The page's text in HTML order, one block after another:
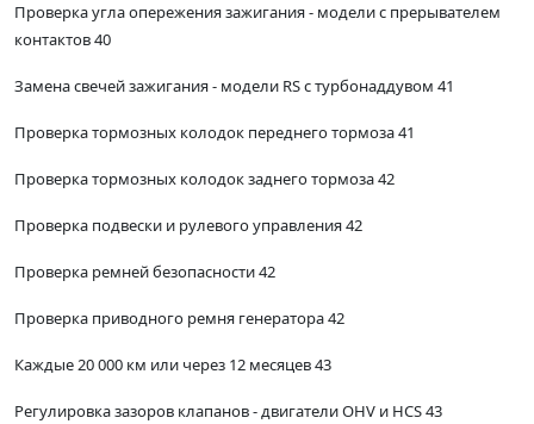
Проверка угла опережения зажигания - модели с прерывателем
контактов 40
Замена свечей зажигания - модели RS с турбонаддувом 41
Проверка тормозных колодок переднего тормоза 41
Проверка тормозных колодок заднего тормоза 42
Проверка подвески и рулевого управления 42
Проверка ремней безопасности 42
Проверка приводного ремня генератора 42
Каждые 20 000 км или через 12 месяцев 43
Регулировка зазоров клапанов - двигатели OHV и HCS 43